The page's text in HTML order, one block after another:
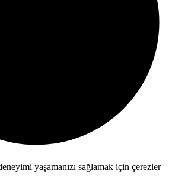
yaşamanızı sağlamak için çerezler